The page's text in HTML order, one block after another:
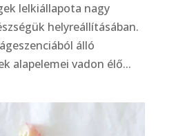
lelkiállapota nagy
helyreállításában.
álló
alapelemei vadon élő...